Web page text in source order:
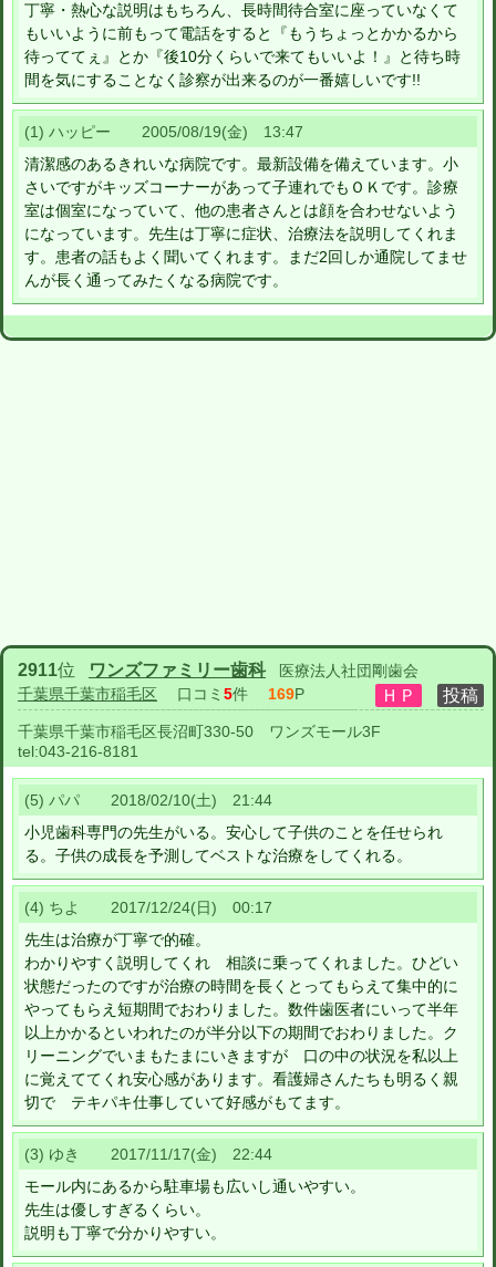
丁寧・熱心な説明はもちろん、長時間待合室に座っていなくて
もいいように前もって電話をすると『もうちょっとかかるから
待っててぇ』とか『後10分くらいで来てもいいよ！』と待ち時
間を気にすることなく診察が出来るのが一番嬉しいです!!
(1) ハッピー 2005/08/19(金) 13:47
清潔感のあるきれいな病院です。最新設備を備えています。小
さいですがキッズコーナーがあって子連れでもＯＫです。診療
室は個室になっていて、他の患者さんとは顔を合わせないよう
になっています。先生は丁寧に症状、治療法を説明してくれま
す。患者の話もよく聞いてくれます。まだ2回しか通院してませ
んが長く通ってみたくなる病院です。
2911位 ワンズファミリー歯科
医療法人社団剛歯会
千葉県千葉市稲毛区 口コミ 5件 169P
千葉県千葉市稲毛区長沼町330-50 ワンズモール3F
tel:043-216-8181
(5) パパ 2018/02/10(土) 21:44
小児歯科専門の先生がいる。安心して子供のことを任せられ
る。子供の成長を予測してベストな治療をしてくれる。
(4) ちよ 2017/12/24(日) 00:17
先生は治療が丁寧で的確。
わかりやすく説明してくれ 相談に乗ってくれました。ひどい
状態だったのですが治療の時間を長くとってもらえて集中的に
やってもらえ短期間でおわりました。数件歯医者にいって半年
以上かかるといわれたのが半分以下の期間でおわりました。ク
リーニングでいまもたまにいきますが 口の中の状況を私以上
に覚えててくれ安心感があります。看護婦さんたちも明るく親
切で テキパキ仕事していて好感がもてます。
(3) ゆき 2017/11/17(金) 22:44
モール内にあるから駐車場も広いし通いやすい。
先生は優しすぎるくらい。
説明も丁寧で分かりやすい。